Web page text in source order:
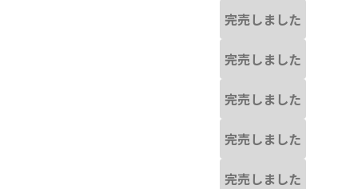
完売しました
完売しました
完売しました
完売しました
完売しました